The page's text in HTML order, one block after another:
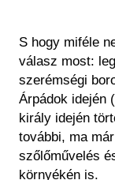
S hogy miféle
válasz most:
szerémségi
Árpádok idején
király idején
további, ma
szőlőművelés
környékén is.